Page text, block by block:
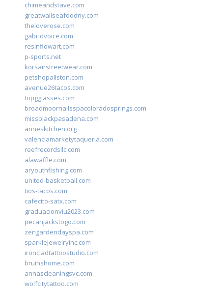
chimeandstave.com
greatwallseafoodny.com
theloverose.com
gabriovoice.com
resinflowart.com
p-sports.net
korsairstreetwear.com
petshopallston.com
avenue26tacos.com
topgglasses.com
broadmoornailsspacoloradosprings.com
missblackpasadena.com
anneskitchen.org
valenciamarketytaqueria.com
reefrecordsllc.com
alawaffle.com
aryouthfishing.com
united-basketball.com
tios-tacos.com
cafecito-satx.com
graduacionviu2023.com
pecanjackstogo.com
zengardendayspa.com
sparklejewelryinc.com
ironcladtattoostudio.com
bruinshome.com
annascleaningsvc.com
wolfcitytattoo.com